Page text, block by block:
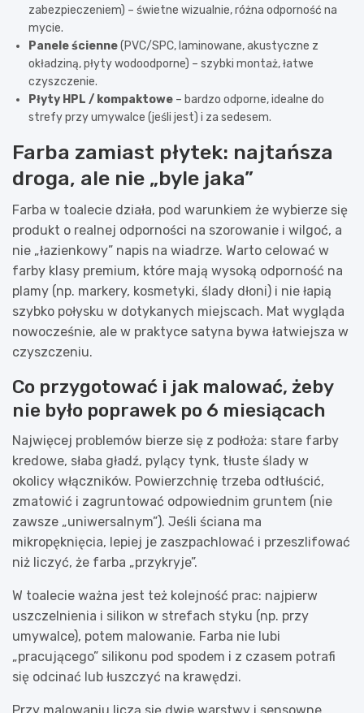
zabezpieczeniem) – świetne wizualnie, różna odporność na
mycie.
Panele ścienne(PVC/SPC, laminowane, akustyczne z
okładziną, płyty wodoodporne) – szybki montaż, łatwe
czyszczenie.
Płyty HPL / kompaktowe – bardzo odporne, idealne do
strefy przy umywalce (jeśli jest) i za sedesem.
Farba zamiast płytek: najtańsza
droga, ale nie „byle jaka”
Farba w toalecie działa, pod warunkiem że wybierze się
produkt o realnej odporności na szorowanie i wilgoć, a
nie „łazienkowy” napis na wiadrze. Warto celować w
farby klasy premium, które mają wysoką odporność na
plamy (np. markery, kosmetyki, ślady dłoni) i nie łapią
szybko połysku w dotykanych miejscach. Mat wygląda
nowocześnie, ale w praktyce satyna bywa łatwiejsza w
czyszczeniu.
Co przygotować i jak malować, żeby
nie było poprawek po 6 miesiącach
Najwięcej problemów bierze się z podłoża: stare farby
kredowe, słaba gładź, pylący tynk, tłuste ślady w
okolicy włączników. Powierzchnię trzeba odtłuścić,
zmatowić i zagruntować odpowiednim gruntem (nie
zawsze „uniwersalnym”). Jeśli ściana ma
mikropęknięcia, lepiej je zaszpachlować i przeszlifować
niż liczyć, że farba „przykryje”.
W toalecie ważna jest też kolejność prac: najpierw
uszczelnienia i silikon w strefach styku (np. przy
umywalce), potem malowanie. Farba nie lubi
„pracującego” silikonu pod spodem i z czasem potrafi
się odcinać lub łuszczyć na krawędzi.